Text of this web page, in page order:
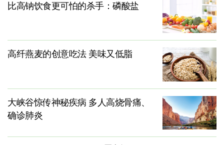
比高钠饮食更可怕的杀手：磷酸盐
高纤燕麦的创意吃法 美味又低脂
大峡谷惊传神秘疾病 多人高烧骨痛、
确诊肺炎